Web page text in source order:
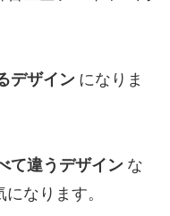
デザイン になりま
て違うデザイン な
なります。